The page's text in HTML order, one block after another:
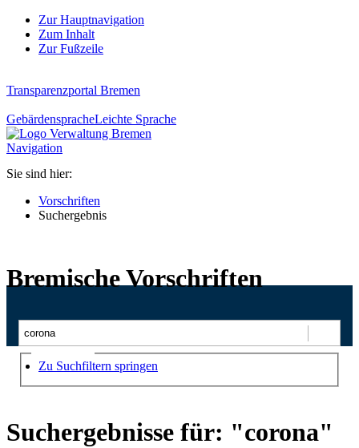
Zur Hauptnavigation
Zum Inhalt
Zur Fußzeile
Transparenzportal Bremen
GebärdenspracheLeichte Sprache
Navigation
Sie sind hier:
Vorschriften
Suchergebnis
Bremische Vorschriften
Suchen
Zu Suchfiltern springen
Suchergebnisse für: "corona"